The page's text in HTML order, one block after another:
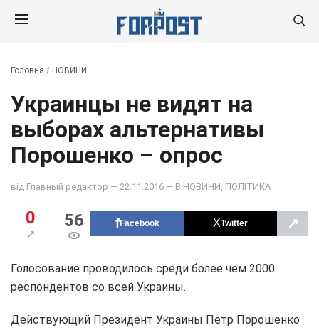
Головна / НОВИНИ
Украинцы не видят на
выборах альтернативы
Порошенко – опрос
від Главный редактор — 22.11.2016 — В НОВИНИ ПОЛІТИКА
0 56 Facebook Twitter ↗
Голосование проводилось среди более чем 2000
респондентов со всей Украины.
Действующий Президент Украины Петр Порошенко